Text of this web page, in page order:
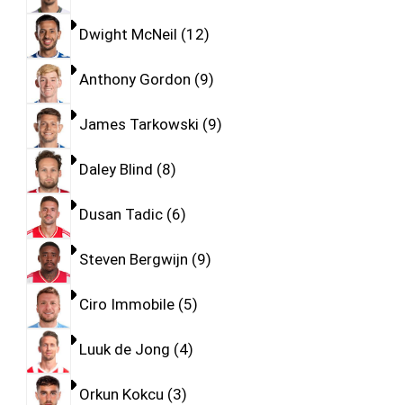
Dwight McNeil 12
Anthony Gordon 9
James Tarkowski 9
Daley Blind 8
Dusan Tadic 6
Steven Bergwijn 9
Ciro Immobile 5
Luuk de Jong 4
Orkun Kokcu 3